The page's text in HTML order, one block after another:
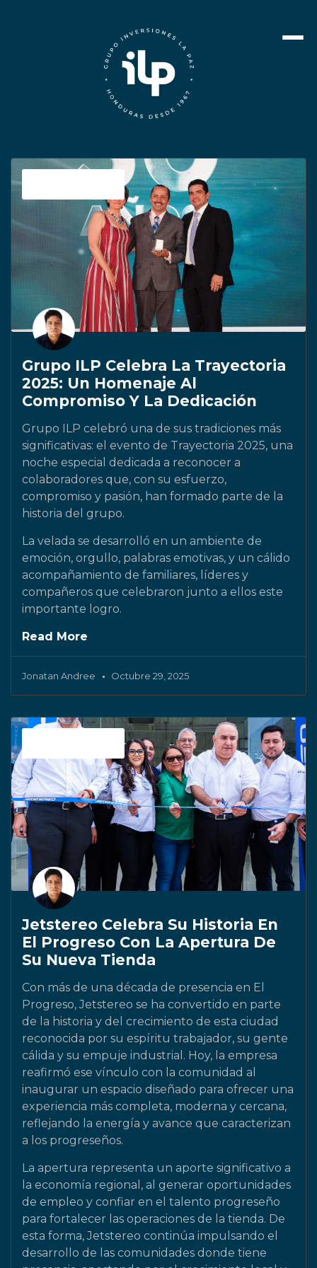
Grupo ILP Celebra La Trayectoria
2025: Un Homenaje Al
Compromiso Y La Dedicación
Grupo ILP celebró una de sus tradiciones más
significativas: el evento de Trayectoria 2025, una
noche especial dedicada a reconocer a
colaboradores que, con su esfuerzo,
compromiso y pasión, han formado parte de la
historia del grupo.
La velada se desarrolló en un ambiente de
emoción, orgullo, palabras emotivas, y un cálido
acompañamiento de familiares, líderes y
compañeros que celebraron junto a ellos este
importante logro.
Read More
Jonatan Andree Octubre 29, 2025
Jetstereo Celebra Su Historia En
El Progreso Con La Apertura De
Su Nueva Tienda
Con más de una década de presencia en El
Progreso, Jetstereo se ha convertido en parte
de la historia y del crecimiento de esta ciudad
reconocida por su espíritu trabajador, su gente
cálida y su empuje industrial. Hoy, la empresa
reafirmó ese vínculo con la comunidad al
inaugurar un espacio diseñado para ofrecer una
experiencia más completa, moderna y cercana,
reflejando la energía y avance que caracterizan
a los progreseños.
La apertura representa un aporte significativo a
la economía regional, al generar oportunidades
de empleo y confiar en el talento progreseño
para fortalecer las operaciones de la tienda. De
esta forma, Jetstereo continúa impulsando el
desarrollo de las comunidades donde tiene